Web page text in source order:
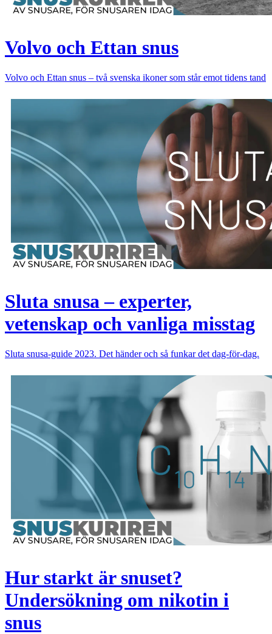
Volvo och Ettan snus
Volvo och Ettan snus – två svenska ikoner som står emot tidens tand
Sluta snusa – experter,
vetenskap och vanliga misstag
Sluta snusa-guide 2023. Det händer och så funkar det dag-för-dag.
Hur starkt är snuset?
Undersökning om nikotin i
snus